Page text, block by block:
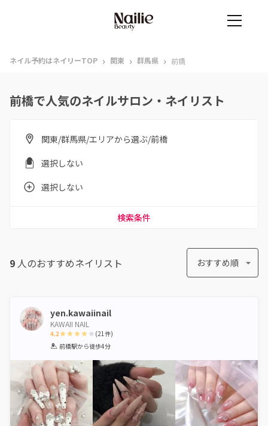
ネイル予約はネイリーTOP › 関東 › 群馬県 › 前橋
前橋で人気のネイルサロン・ネイリスト
関東/群馬県/エリアから選ぶ/前橋
選択しない
選択しない
検索条件
9 人のおすすめネイリスト おすすめ順
yen.kawaiinail
KAWAII NAIL
4.2
1 2 3 4 5
(21件)
前橋駅から徒歩4分